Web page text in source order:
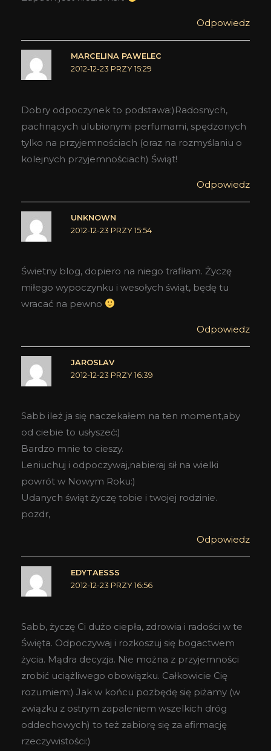
Odpowiedz
MARCELINA PAWELEC
2012-12-23 PRZY 15:29
Dobry odpoczynek to podstawa:)Radosnych,
pachnących ulubionymi perfumami, spędzonych
tylko na przyjemnościach (oraz na rozmyślaniu o
kolejnych przyjemnościach) Świąt!
Odpowiedz
UNKNOWN
2012-12-23 PRZY 15:54
Świetny blog, dopiero na niego trafiłam. Życzę
miłego wypoczynku i wesołych świąt, będę tu
wracać na pewno
Odpowiedz
JAROSLAV
2012-12-23 PRZY 16:39
Sabb ileż ja się naczekałem na ten moment,aby
od ciebie to usłyszeć:)
Bardzo mnie to cieszy.
Leniuchuj i odpoczywaj,nabieraj sił na wielki
powrót w Nowym Roku:)
Udanych świąt życzę tobie i twojej rodzinie.
pozdr,
Odpowiedz
EDYTAESSS
2012-12-23 PRZY 16:56
Sabb, życzę Ci dużo ciepła, zdrowia i radości w te
Święta. Odpoczywaj i rozkoszuj się bogactwem
życia. Mądra decyzja. Nie można z przyjemności
zrobić uciążliwego obowiązku. Całkowicie Cię
rozumiem:) Jak w końcu pozbędę się piżamy (w
związku z ostrym zapaleniem wszelkich dróg
oddechowych) to też zabiorę się za afirmację
rzeczywistości:)